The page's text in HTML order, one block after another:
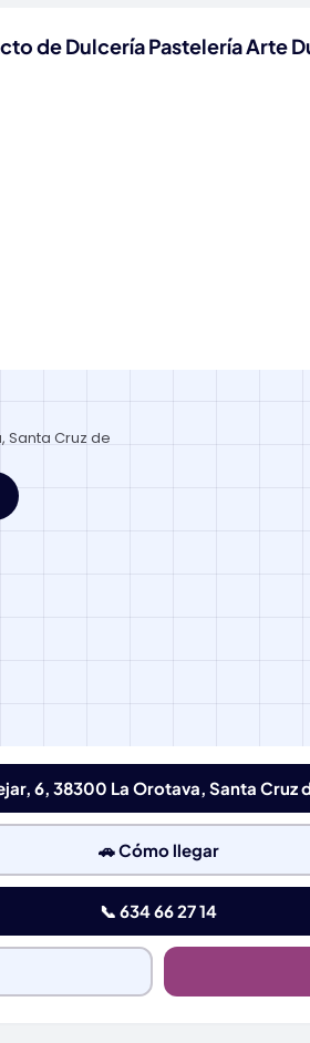
de Dulcería Pastelería Arte
Santa Cruz de
6, 38300 La Orotava, Santa Cruz
🚗 Cómo llegar
📞 634 66 27 14